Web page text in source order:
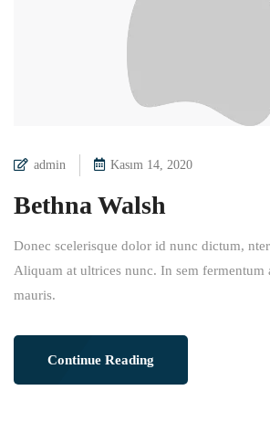
admin Kasım 14, 2020
Bethna Walsh
Donec scelerisque dolor id nunc dictum,
Aliquam at ultrices nunc. In sem fermentum
mauris.
Continue Reading